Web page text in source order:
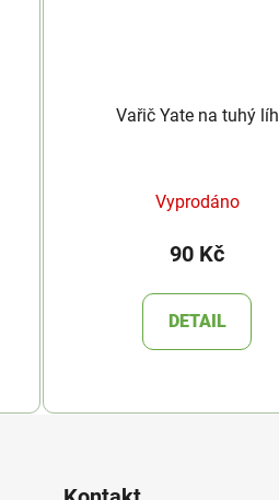
Vařič Yate na tuhý líh
Vyprodáno
90 Kč
DETAIL